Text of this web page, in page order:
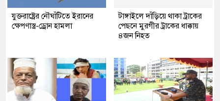
যুক্তরাষ্ট্রের নৌঘাঁটিতে ইরানের
ক্ষেপণাস্ত্র-ড্রোন হামলা
টাঙ্গাইলে দাঁড়িয়ে থাকা ট্রাকের
পেছনে মুরগীর ট্রাকের ধাক্কায়
৪জন নিহত